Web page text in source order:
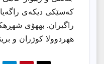
کەسێکی دیکەی
راگیران. بههۆی
ههردوولا كوژران و